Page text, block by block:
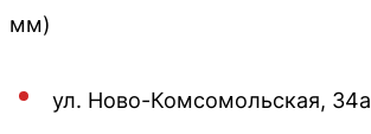
мм)
ул. Ново-Комсомольская, 34а